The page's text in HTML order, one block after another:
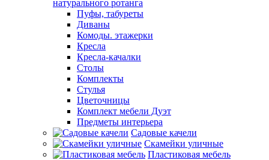
натурального ротанга
Пуфы, табуреты
Диваны
Комоды. этажерки
Кресла
Кресла-качалки
Столы
Комплекты
Стулья
Цветочницы
Комплект мебели Дуэт
Предметы интерьера
Садовые качели
Скамейки уличные
Пластиковая мебель